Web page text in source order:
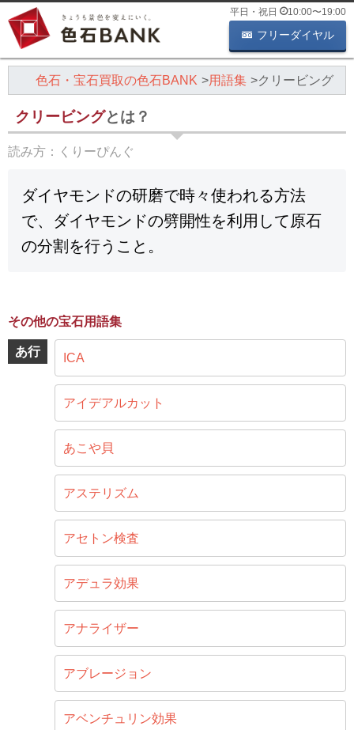
平日・祝日 10:00〜19:00
フリーダイヤル
色石・宝石買取の色石BANK 用語集 クリービング
クリービングとは？
読み方： くりーぴんぐ
ダイヤモンドの研磨で時々使われる方法
で、ダイヤモンドの劈開性を利用して原石
の分割を行うこと。
その他の宝石用語集
あ行 ICA
アイデアルカット
あこや貝
アステリズム
アセトン検査
アデュラ効果
アナライザー
アブレージョン
アベンチュリン効果